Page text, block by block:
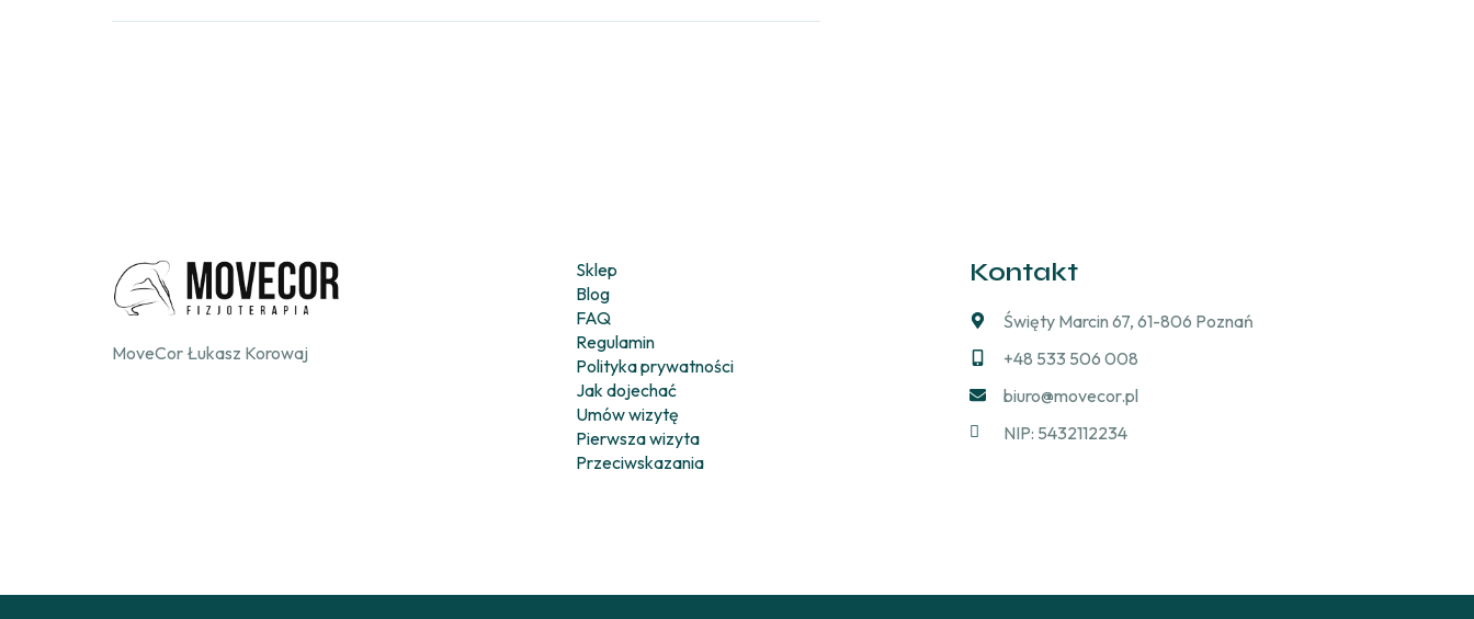
MoveCor Łukasz Korowaj
Sklep
Blog
FAQ
Regulamin
Polityka prywatności
Jak dojechać
Umów wizytę
Pierwsza wizyta
Przeciwskazania
Kontakt
Święty Marcin 67, 61-806 Poznań
+48 533 506 008
biuro@movecor.pl
NIP: 5432112234